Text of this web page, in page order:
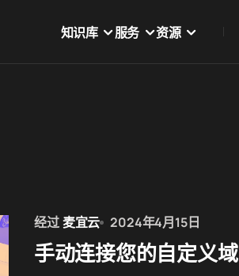
知识库 服务 资源
经过麦宜云 2024年4月15日
手动连接您的自定义域